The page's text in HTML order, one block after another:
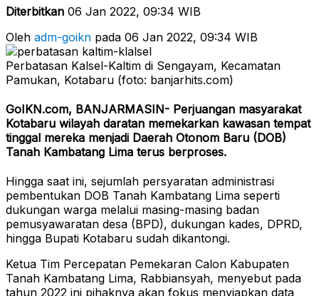
Diterbitkan 06 Jan 2022, 09:34 WIB
Oleh adm-goikn pada 06 Jan 2022, 09:34 WIB
Perbatasan Kalsel-Kaltim di Sengayam, Kecamatan
Pamukan, Kotabaru (foto: banjarhits.com)
GoIKN.com, BANJARMASIN- Perjuangan masyarakat
Kotabaru wilayah daratan memekarkan kawasan tempat
tinggal mereka menjadi Daerah Otonom Baru (DOB)
Tanah Kambatang Lima terus berproses.
Hingga saat ini, sejumlah persyaratan administrasi
pembentukan DOB Tanah Kambatang Lima seperti
dukungan warga melalui masing-masing badan
pemusyawaratan desa (BPD), dukungan kades, DPRD,
hingga Bupati Kotabaru sudah dikantongi.
Ketua Tim Percepatan Pemekaran Calon Kabupaten
Tanah Kambatang Lima, Rabbiansyah, menyebut pada
tahun 2022 ini pihaknya akan fokus menyiapkan data